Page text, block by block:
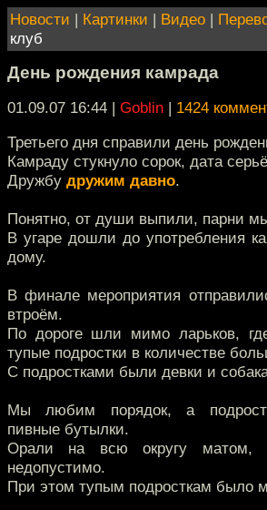
Новости | Картинки | Видео |
клуб
День рождения камрада
01.09.07 16:44 | Goblin | 1424
Третьего дня справили день
Камраду стукнуло сорок, дата
Дружбу дружим давно.
Понятно, от души выпили, парни
В угаре дошли до употребления
дому.
В финале мероприятия
втроём.
По дороге шли мимо ларьков,
тупые подростки в количестве
С подростками были девки и
Мы любим порядок, а
пивные бутылки.
Орали на всю округу матом,
недопустимо.
При этом тупым подросткам было